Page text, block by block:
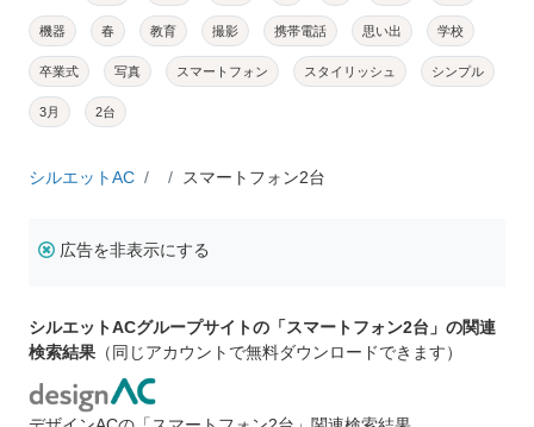
機器 春 教育 撮影 携帯電話 思い出 学校
卒業式 写真 スマートフォン スタイリッシュ シンプル
3月 2台
シルエットAC スマートフォン2台
広告を非表示にする
シルエットACグループサイトの「スマートフォン2台」の関連
検索結果 （同じアカウントで無料ダウンロードできます）